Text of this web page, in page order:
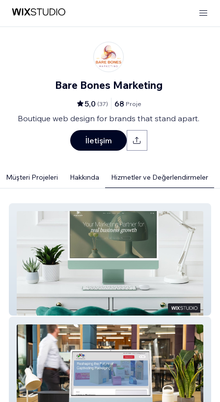
Bare Bones Marketing
5,0 (37) 68 Proje
Boutique web design for brands that stand apart.
İletişim
Müşteri Projeleri Hakkında Hizmetler ve Değerlendirmeler
Bare Bones Marketing